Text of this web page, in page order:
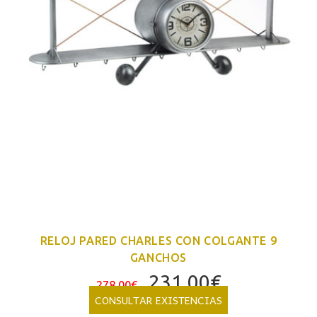
RELOJ PARED CHARLES CON COLGANTE 9
GANCHOS
278,00€
El
precio
231,00€El
precio
CONSULTAR EXISTENCIAS